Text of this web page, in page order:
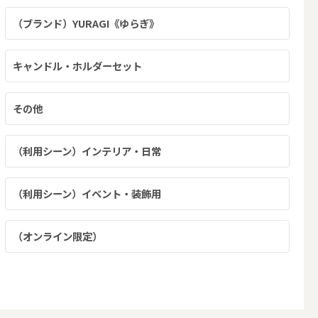
キャンドルホルダー・キャンドルラ
ンタン
（ブランド）YURAGI《ゆらぎ》
キャンドル・ホルダーセット
その他
（利用シーン）インテリア・日常
（利用シーン）イベント・装飾用
（オンライン限定）